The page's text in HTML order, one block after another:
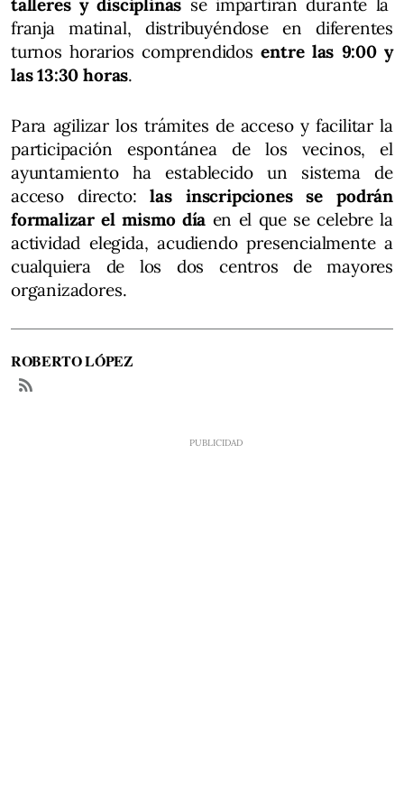
talleres y disciplinas se impartirán durante la
franja matinal, distribuyéndose en diferentes
turnos horarios comprendidosentre las 9:00 y
las 13:30 horas.
Para agilizar los trámites de acceso y facilitar la
participación espontánea de los vecinos, el
ayuntamiento ha establecido un sistema de
acceso directo:las inscripciones se podrán
formalizar el mismo día en el que se celebre la
actividad elegida, acudiendo presencialmente a
cualquiera de los dos centros de mayores
organizadores.
ROBERTO LÓPEZ